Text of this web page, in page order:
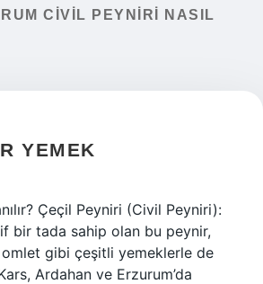
CIVIL PEYNIRI NASIL
YEMEK
Çeçil Peyniri (Civil Peyniri):
bir tada sahip olan bu peynir,
gibi çeşitli yemeklerle de
Ardahan ve Erzurum’da